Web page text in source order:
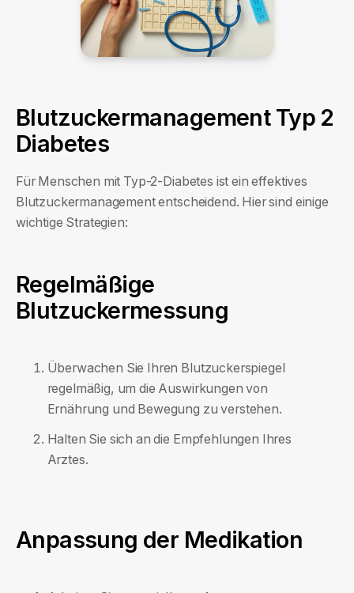
Blutzuckermanagement Typ 2
Diabetes
Für Menschen mit Typ-2-Diabetes ist ein effektives
Blutzuckermanagement entscheidend. Hier sind einige
wichtige Strategien:
Regelmäßige
Blutzuckermessung
Überwachen Sie Ihren Blutzuckerspiegel
regelmäßig, um die Auswirkungen von
Ernährung und Bewegung zu verstehen.
Halten Sie sich an die Empfehlungen Ihres
Arztes.
Anpassung der Medikation